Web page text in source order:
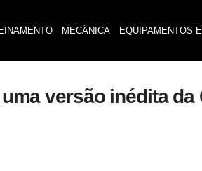
MECÂNICA EQUIPAMENTOS
versão inédita da